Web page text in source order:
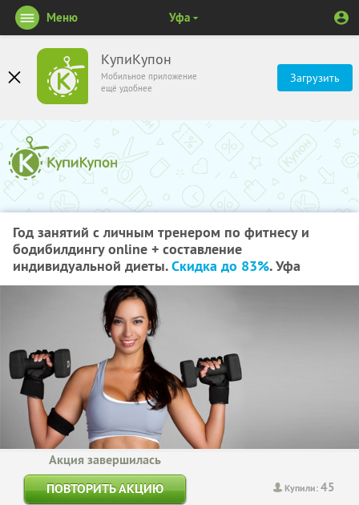
КупиКупон
Мобильное приложение
ещё удобнее
Загрузить
Меню Уфа
Год занятий с личным тренером по фитнесу и
бодибилдингу online + составление
индивидуальной диеты.Скидка до 83%. Уфа
Купили:45
Акция завершилась
ПОВТОРИТЬ АКЦИЮ